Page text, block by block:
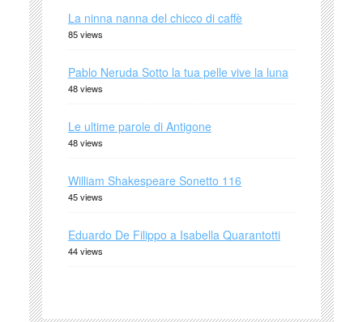
La ninna nanna del chicco di caffè
85 views
Pablo Neruda Sotto la tua pelle vive la luna
48 views
Le ultime parole di Antigone
48 views
William Shakespeare Sonetto 116
45 views
Eduardo De Filippo a Isabella Quarantotti
44 views